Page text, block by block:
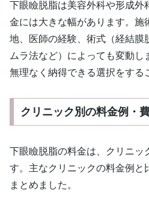
下眼瞼脱脂は美容外科や形成外
金には大きな幅があります。施
地、医師の経験、術式（経結膜
ムラ法など）によっても変動し
無理なく納得できる選択をする
クリニック別の料金例・
下眼瞼脱脂の料金は、クリニッ
す。主なクリニックの料金例と
まとめました。